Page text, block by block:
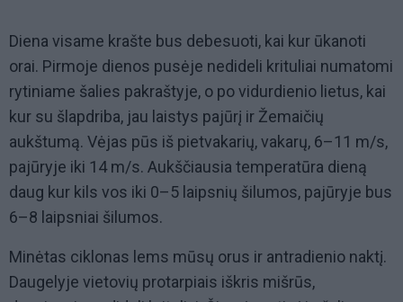
Diena visame krašte bus debesuoti, kai kur ūkanoti
orai. Pirmoje dienos pusėje nedideli krituliai numatomi
rytiniame šalies pakraštyje, o po vidurdienio lietus, kai
kur su šlapdriba, jau laistys pajūrį ir Žemaičių
aukštumą. Vėjas pūs iš pietvakarių, vakarų, 6–11 m/s,
pajūryje iki 14 m/s. Aukščiausia temperatūra dieną
daug kur kils vos iki 0–5 laipsnių šilumos, pajūryje bus
6–8 laipsniai šilumos.
Minėtas ciklonas lems mūsų orus ir antradienio naktį.
Daugelyje vietovių protarpiais iškris mišrūs,